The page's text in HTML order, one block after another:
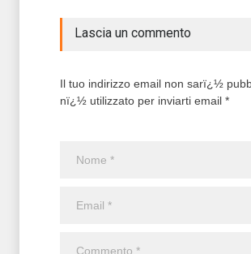
Lascia un commento
Il tuo indirizzo email non sarï¿½
nï¿½ utilizzato per inviarti email *